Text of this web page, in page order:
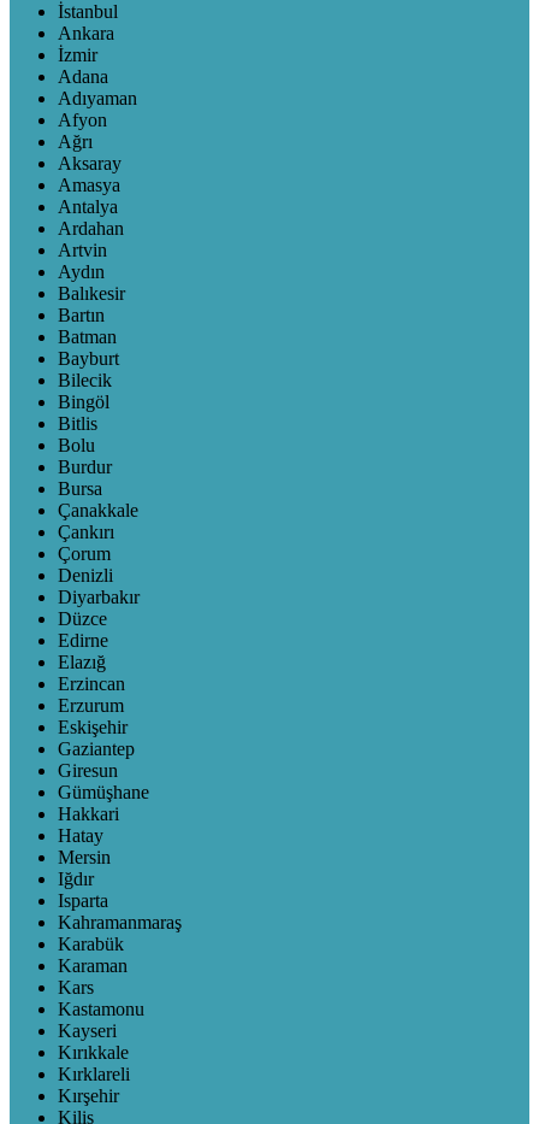
İstanbul
Ankara
İzmir
Adana
Adıyaman
Afyon
Ağrı
Aksaray
Amasya
Antalya
Ardahan
Artvin
Aydın
Balıkesir
Bartın
Batman
Bayburt
Bilecik
Bingöl
Bitlis
Bolu
Burdur
Bursa
Çanakkale
Çankırı
Çorum
Denizli
Diyarbakır
Düzce
Edirne
Elazığ
Erzincan
Erzurum
Eskişehir
Gaziantep
Giresun
Gümüşhane
Hakkari
Hatay
Mersin
Iğdır
Isparta
Kahramanmaraş
Karabük
Karaman
Kars
Kastamonu
Kayseri
Kırıkkale
Kırklareli
Kırşehir
Kilis